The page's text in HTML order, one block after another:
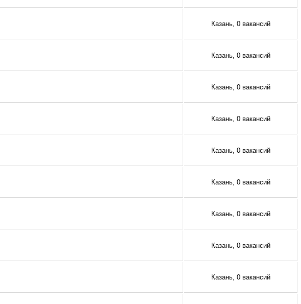
Казань, 0 вакансий
Казань, 0 вакансий
Казань, 0 вакансий
Казань, 0 вакансий
Казань, 0 вакансий
Казань, 0 вакансий
Казань, 0 вакансий
Казань, 0 вакансий
Казань, 0 вакансий